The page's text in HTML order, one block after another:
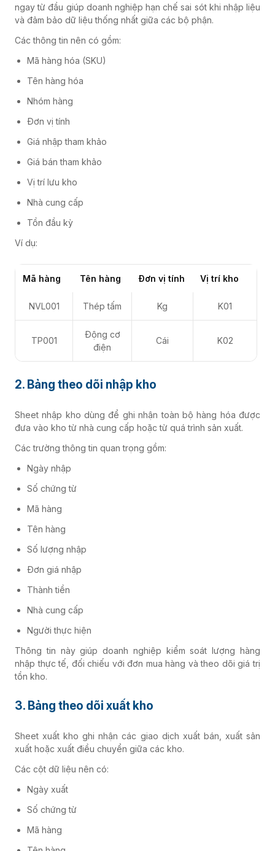
ngay từ đầu giúp doanh nghiệp hạn chế sai sót khi nhập liệu
và đảm bảo dữ liệu thống nhất giữa các bộ phận.
Các thông tin nên có gồm:
Mã hàng hóa (SKU)
Tên hàng hóa
Nhóm hàng
Đơn vị tính
Giá nhập tham khảo
Giá bán tham khảo
Vị trí lưu kho
Nhà cung cấp
Tồn đầu kỳ
Ví dụ:
Mã hàng Tên hàng Đơn vị tính Vị trí kho
NVL001 Thép tấm Kg K01
TP001
Động cơ
điện
Cái K02
2. Bảng theo dõi nhập kho
Sheet nhập kho dùng để ghi nhận toàn bộ hàng hóa được
đưa vào kho từ nhà cung cấp hoặc từ quá trình sản xuất.
Các trường thông tin quan trọng gồm:
Ngày nhập
Số chứng từ
Mã hàng
Tên hàng
Số lượng nhập
Đơn giá nhập
Thành tiền
Nhà cung cấp
Người thực hiện
Thông tin này giúp doanh nghiệp kiểm soát lượng hàng
nhập thực tế, đối chiếu với đơn mua hàng và theo dõi giá trị
tồn kho.
3. Bảng theo dõi xuất kho
Sheet xuất kho ghi nhận các giao dịch xuất bán, xuất sản
xuất hoặc xuất điều chuyển giữa các kho.
Các cột dữ liệu nên có:
Ngày xuất
Số chứng từ
Mã hàng